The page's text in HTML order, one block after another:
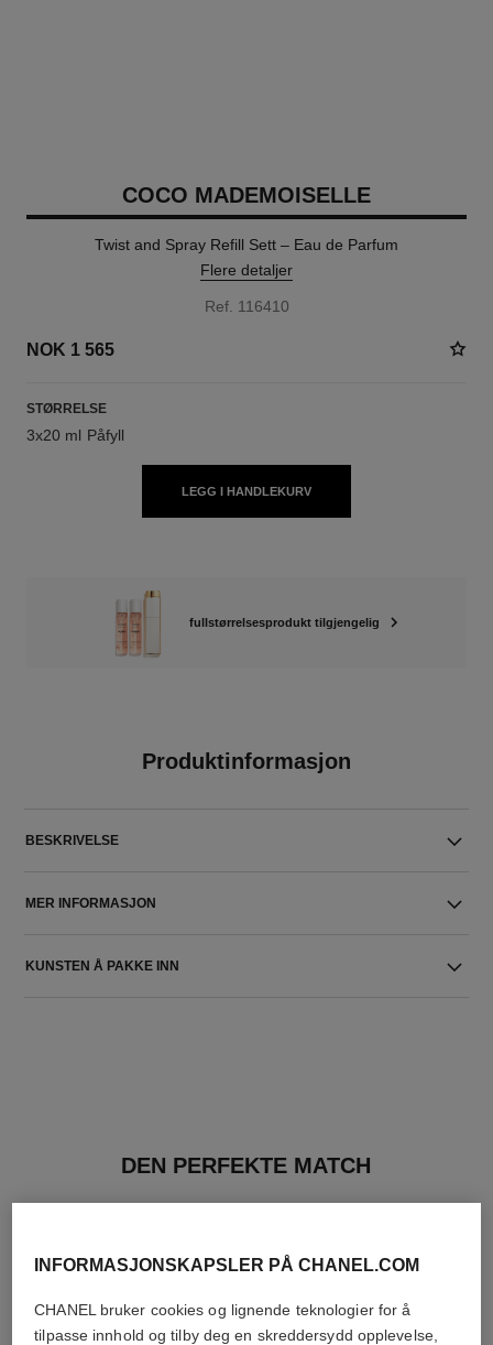
COCO MADEMOISELLE
Twist and Spray Refill Sett – Eau de Parfum
Flere detaljer
Ref. 116410
NOK 1 565
STØRRELSE
3x20 ml Påfyll
LEGG I HANDLEKURV
fullstørrelsesprodukt tilgjengelig
Produktinformasjon
BESKRIVELSE
MER INFORMASJON
KUNSTEN Å PAKKE INN
DEN PERFEKTE MATCH
INFORMASJONSKAPSLER PÅ CHANEL.COM
CHANEL bruker cookies og lignende teknologier for å
tilpasse innhold og tilby deg en skreddersydd opplevelse,